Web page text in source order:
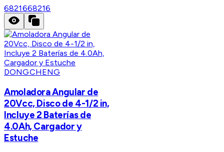
6821668216
DONGCHENG
Amoladora Angular de
20Vcc, Disco de 4-1/2 in,
Incluye 2 Baterías de
4.0Ah, Cargador y
Estuche